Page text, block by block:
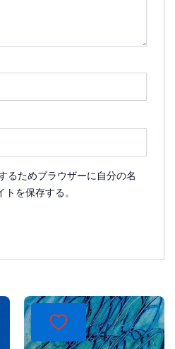
るためブラウザーに自分の名
を保存する。